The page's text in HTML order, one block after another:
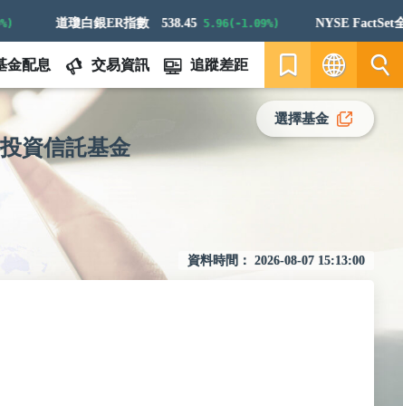
道瓊白銀ER指數 538.45 5.96(-1.09%) NYSE FactSet全球
金配息 交易資訊 追蹤差距
繁
資信託基金
選擇基金
資料時間： 2026-08-07 15:13:00